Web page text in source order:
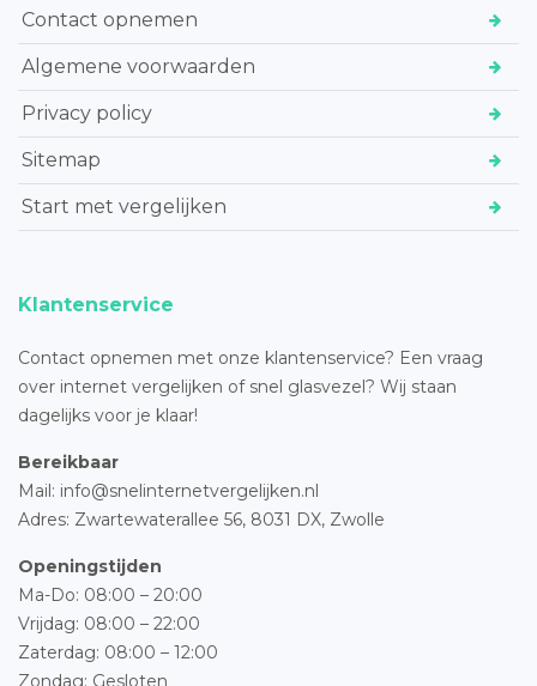
Contact opnemen
Algemene voorwaarden
Privacy policy
Sitemap
Start met vergelijken
Klantenservice
Contact opnemen met onze klantenservice? Een vraag
over internet vergelijken of snel glasvezel? Wij staan
dagelijks voor je klaar!
Bereikbaar
Mail: info@snelinternetvergelijken.nl
Adres: Zwartewaterallee 56, 8031 DX, Zwolle
Openingstijden
Ma-Do: 08:00 – 20:00
Vrijdag: 08:00 – 22:00
Zaterdag: 08:00 – 12:00
Zondag: Gesloten